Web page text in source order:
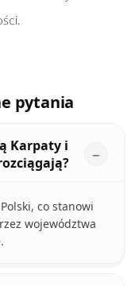
pytania
Karpaty i
co stanowi
województwa